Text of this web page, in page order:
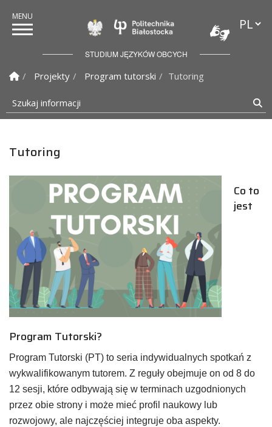
Politechnika
STUDIUM JĘZYKÓW OBCYCH
Strona Główna
Projekty Program tutorski
Tutoring
Szukaj informacji
Tutoring
Co to
jest
Program Tutorski?
Program Tutorski (PT) to seria indywidualnych spotkań z
wykwalifikowanym tutorem. Z reguły obejmuje on od 8 do
12 sesji, które odbywają się w terminach uzgodnionych
przez obie strony i może mieć profil naukowy lub
rozwojowy, ale najczęściej integruje oba aspekty.